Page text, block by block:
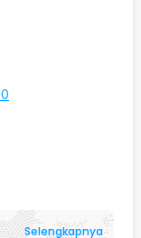
Selengkapnya